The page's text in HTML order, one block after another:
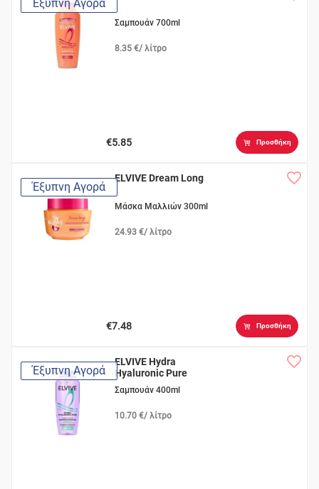
Έξυπνη Αγορά
Σαμπουάν 700ml
8.35 €/ λίτρο
€5.85 Προσθήκη
Έξυπνη Αγορά
ELVIVE Dream Long
Μάσκα Μαλλιών 300ml
24.93 €/ λίτρο
€7.48 Προσθήκη
Έξυπνη Αγορά
ELVIVE Hydra
Hyaluronic Pure
Σαμπουάν 400ml
10.70 €/ λίτρο